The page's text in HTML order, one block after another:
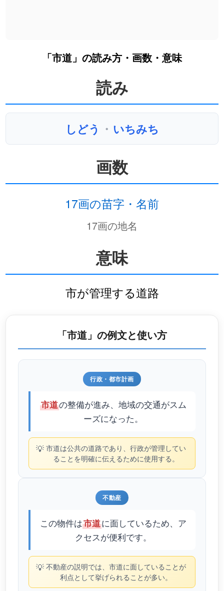
「市道」の読み方・画数・意味
読み
しどう ・ いちみち
画数
17画の苗字・名前
17画の地名
意味
市が管理する道路
「市道」の例文と使い方
行政・都市計画
市道の整備が進み、地域の交通がスム
ーズになった。
💡 市道は公共の道路であり、行政が管理してい
ることを明確に伝えるために使用する。
不動産
この物件は市道に面しているため、ア
クセスが便利です。
💡 不動産の説明では、市道に面していることが
利点として挙げられることが多い。